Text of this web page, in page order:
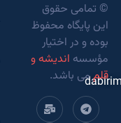
© تمامی حقوق
این پایگاه محفوظ
بوده و در اختیار
مؤسسه اندیشه و
قلممی باشد.